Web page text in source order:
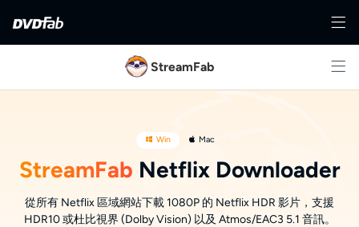
StreamFab
Win Mac
StreamFab Netflix Downloader
從所有 Netflix 區域網站下載 1080P 的 Netflix HDR 影片，支援
HDR10 或杜比視界 (Dolby Vision) 以及 Atmos/EAC3 5.1 音訊。